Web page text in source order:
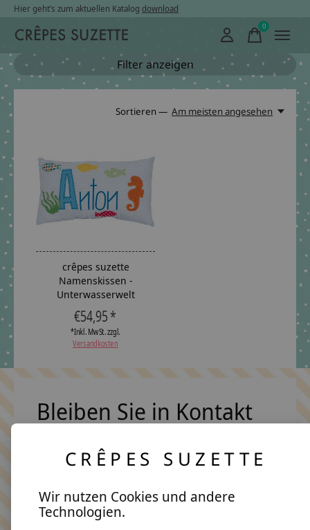
Hier geht’s zum aktuellen Katalog download
0items
Filter anzeigen
Sortieren — Am meisten angesehen
crêpes suzette
Namenskissen -
Unterwasserwelt
€54,95 *
*Inkl. MwSt. zzgl.
Versandkosten
Bleiben Sie in Kontakt
Keine Sorge, wir übertreiben es nicht
CRÊPES SUZETTE
Wir nutzen Cookies und andere
Technologien.